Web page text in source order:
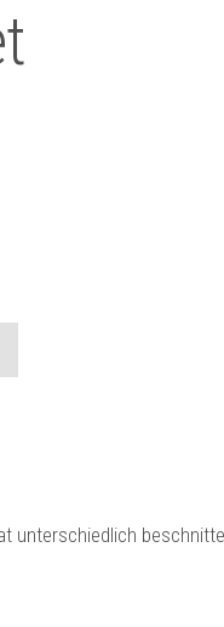
unterschiedlich